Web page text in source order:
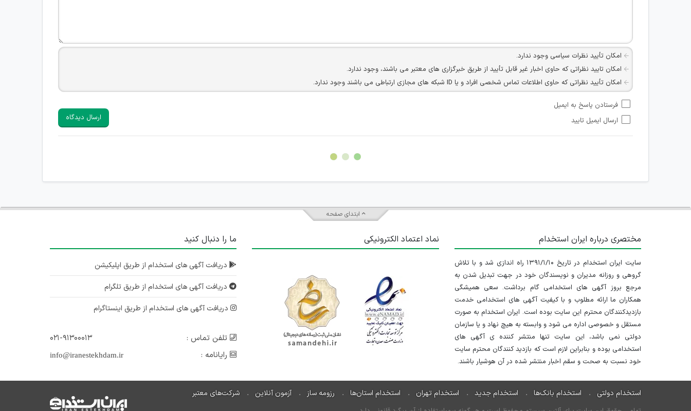
امکان تأیید نظرات سیاسی وجود ندارد.
امکان تایید نظراتی که حاوی اخبار غیر قابل تأیید از طریق خبرگزاری های معتبر می باشند، وجود ندارد.
امکان تأیید نظراتی که حاوی اطلاعات تماس شخصی افراد و یا ID شبکه های مجازی ارتباطی می باشند وجود ندارد.
هرگونه تحریک، تحقیر و کنایه به سایر افراد (مسئول و غیر مسئول) غیر مجاز می باشد.
امکان هماهنگی برای هرگونه ملاقات حضوری چه به صورت دسته جمعی و چه فردی توسط کاربران سایت وجود ندارد.
فرستادن پاسخ به ایمیل
ارسال ایمیل تایید
ارسال دیدگاه
ابتدای صفحه
مختصری درباره ایران استخدام
سایت ایران استخدام در تاریخ ۱۳۹۱/۱/۱۰ راه اندازی شد و با تلاش
گروهی و روزانه مدیران و نویسندگان خود در جهت تبدیل شدن به
مرجع بروز آگهی های استخدامی گام برداشت. سعی همیشگی
همکاران ما ارائه مطلوب و با کیفیت آگهی های استخدامی خدمت
بازدیدکنندگان محترم این سایت بوده است. ایران استخدام به صورت
مستقل و خصوصی اداره می شود و وابسته به هیچ نهاد و یا سازمان
دولتی نمی باشد، این سایت تنها منتشر کننده ی آگهی های
استخدامی بوده و بنابراین لازم است که بازدید کنندگان محترم سایت
خود نسبت به صحت و سقم اخبار منتشر شده در آن هوشیار باشند.
نماد اعتماد الکترونیکی ما را دنبال کنید
دریافت آگهی های استخدام از طریق اپلیکیشن
دریافت آگهی های استخدام از طریق تلگرام
دریافت آگهی های استخدام از طریق اینستاگرام
تلفن تماس :
۰۲۱-۹۱۳۰۰۰۱۳
رایانامه :
info@iranestekhdam.ir
استخدام دولتی استخدام بانک‌ها استخدام جدید استخدام تهران استخدام استان‌ها رزومه ساز آزمون آنلاین شرکت‌های معتبر